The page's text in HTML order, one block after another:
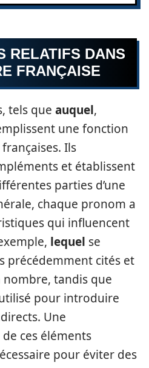
RELATIFS DANS
FRANÇAISE
tels que auquel,
une fonction
Ils
et établissent
parties d’une
chaque pronom a
qui influencent
lequel se
précédemment cités et
tandis que
pour introduire
Une
ces éléments
pour éviter des